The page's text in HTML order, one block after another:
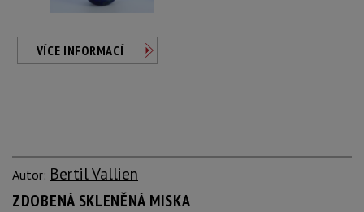
VÍCE INFORMACÍ
Autor: Bertil Vallien
ZDOBENÁ SKLENĚNÁ MISKA